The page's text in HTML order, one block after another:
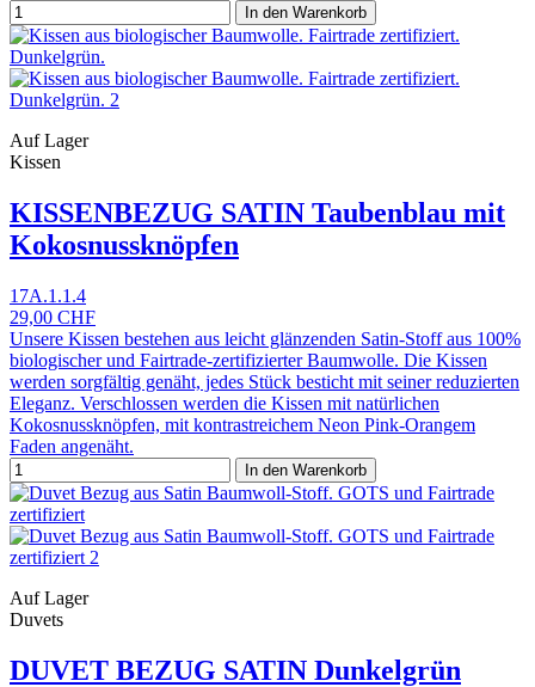
In den Warenkorb
Auf Lager
Kissen
KISSENBEZUG SATIN Taubenblau mit
Kokosnussknöpfen
17A.1.1.4
29,00 CHF
Unsere Kissen bestehen aus leicht glänzenden Satin-Stoff aus 100%
biologischer und Fairtrade-zertifizierter Baumwolle. Die Kissen
werden sorgfältig genäht, jedes Stück besticht mit seiner reduzierten
Eleganz. Verschlossen werden die Kissen mit natürlichen
Kokosnussknöpfen, mit kontrastreichem Neon Pink-Orangem
Faden angenäht.
In den Warenkorb
Auf Lager
Duvets
DUVET BEZUG SATIN Dunkelgrün